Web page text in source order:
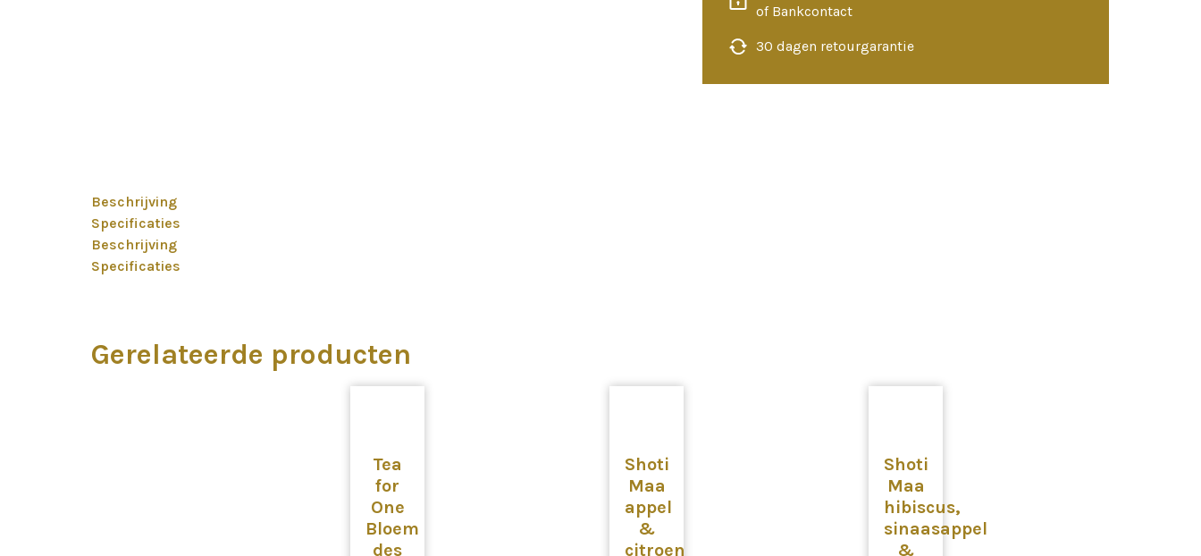
of Bankcontact
30 dagen retourgarantie
Beschrijving
Specificaties
Beschrijving
Specificaties
Gerelateerde producten
Tea
for
One
Bloem
des
Shoti
Maa
appel
&
citroen
Shoti
Maa
hibiscus,
sinaasappel
&